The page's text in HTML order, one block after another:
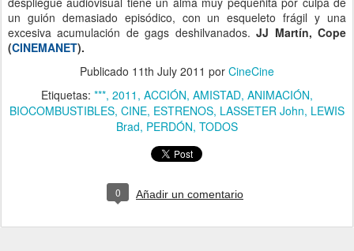
un guión demasiado episódico, con un esqueleto frágil y una
excesiva acumulación de gags deshilvanados.JJ Martín, Cope
(CINEMANET).
Publicado 11th July 2011 por CineCine
Etiquetas: *** 2011 ACCIÓN AMISTAD ANIMACIÓN
BIOCOMBUSTIBLES CINE ESTRENOS LASSETER John LEWIS
Brad PERDÓN TODOS
0 Añadir un comentario